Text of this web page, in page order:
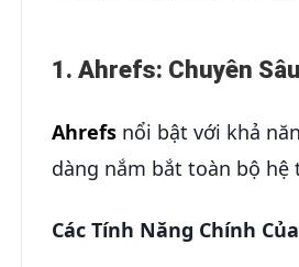
1. Ahrefs: Chuyên
Ahrefs nổi bật với khả
dàng nắm bắt toàn bộ
Các Tính Năng Chính